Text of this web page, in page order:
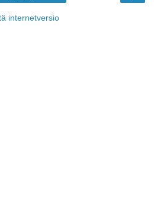
internetversio